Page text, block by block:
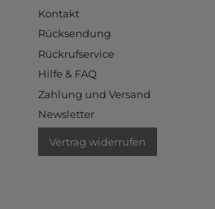
Kontakt
Rücksendung
Rückrufservice
Hilfe & FAQ
Zahlung und Versand
Newsletter
Vertrag widerrufen